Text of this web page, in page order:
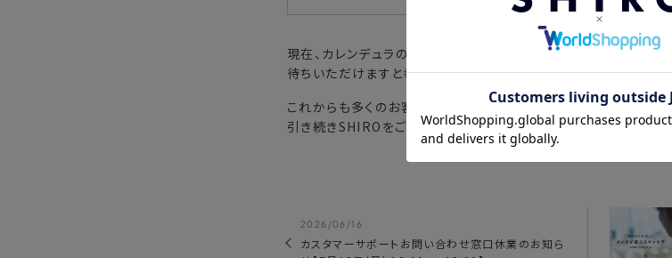
現在、カレンデュラの良さを最大限に活かした新たなスキンケア
待ちいただけますと幸いです。
これからも多くのお客様にお喜びいただける製品をお届けできる
引き続きSHIROをご愛顧くださいますよう、よろしくお願いいたしま
2026/06/16
カスタマーサポートお問い合わせ窓口休業のお知ら